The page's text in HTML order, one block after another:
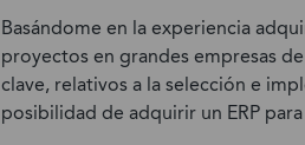
Retail
Basándome en la experiencia
proyectos en grandes empresas
clave, relativos a la selección e
posibilidad de adquirir un ERP